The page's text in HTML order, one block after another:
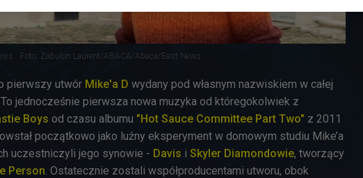
Foto: Zabulon Laurent/ABACA/Abaca/East News
pierwszy utwór Mike'a D wydany pod własnym nazwiskiem w całej
jednocześnie pierwsza nowa muzyka od któregokolwiek z
Boys od czasu albumu "Hot Sauce Committee Part Two" z 2011
początkowo jako luźny eksperyment w domowym studiu Mike’a
uczestniczyli jego synowie - Davis i Skyler Diamondowie, tworzący
Person. Ostatecznie zostali współproducentami utworu, obok